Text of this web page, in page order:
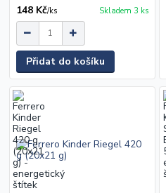
148 Kč/ks Skladem 3 ks
Přidat do košíku